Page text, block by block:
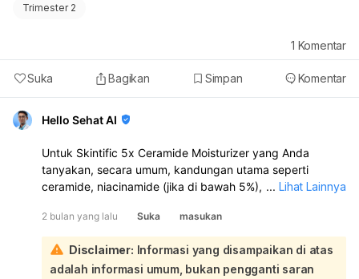
Trimester 2
Suka Bagikan Simpan Komentar
1 Komentar
Hello Sehat AI
Untuk Skintific 5x Ceramide Moisturizer yang Anda
tanyakan, secara umum, kandungan utama seperti
ceramide, niacinamide (jika di bawah 5%), dan hyaluronic
termasuk bahan yang relatif aman untuk digunakan oleh
ibu hamil. Konteks juga menyebutkan niacinamide aman
dengan kandungan kurang dari 5% dan vitamin C serta
hyaluronan (serupa dengan hyaluronic acid) sebagai
... Lihat Lainnya
2 bulan yang lalu Suka masukan
Disclaimer: Informasi yang disampaikan di atas
adalah informasi umum, bukan pengganti saran